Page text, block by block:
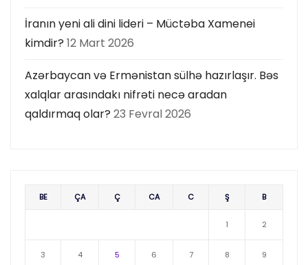
İranın yeni ali dini lideri – Müctəba Xamenei
kimdir? 12 Mart 2026
Azərbaycan və Ermənistan sülhə hazırlaşır. Bəs
xalqlar arasındakı nifrəti necə aradan
qaldırmaq olar? 23 Fevral 2026
BE ÇA Ç CA C Ş B
1 2
3 4 5 6 7 8 9